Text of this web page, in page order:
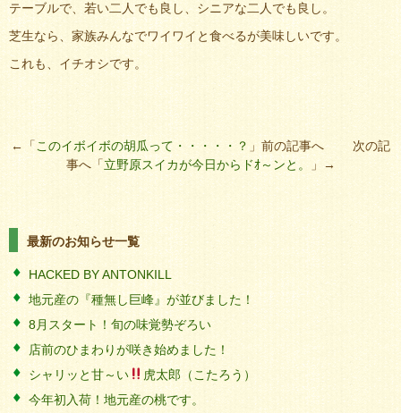
テーブルで、若い二人でも良し、シニアな二人でも良し。
芝生なら、家族みんなでワイワイと食べるが美味しいです。
これも、イチオシです。
←「このイボイボの胡瓜って・・・・・？ 」前の記事へ 次の記
事へ「立野原スイカが今日からドｵ～ンと。 」→
最新のお知らせ一覧
HACKED BY ANTONKILL
地元産の『種無し巨峰』が並びました！
8月スタート！旬の味覚勢ぞろい
店前のひまわりが咲き始めました！
シャリッと甘～い
虎太郎（こたろう）
今年初入荷！地元産の桃です。